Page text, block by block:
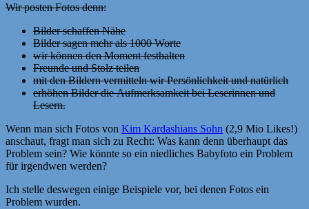
Wir posten Fotos denn:
­Bilder schaffen Nähe
­Bilder sagen mehr als 1000 Worte
­wir können den Moment festhalten
­Freunde und Stolz teilen
­mit den Bildern vermitteln wir Persönlichkeit und natürlich
­erhöhen Bilder die Aufmerksamkeit bei Leserinnen und
Lesern.
Wenn man sich Fotos von Kim Kardashians Sohn (2,9 Mio Likes!)
anschaut, fragt man sich zu Recht: Was kann denn überhaupt das
Problem sein? Wie könnte so ein niedliches Babyfoto ein Problem
für irgendwen werden?
Ich stelle deswegen einige Beispiele vor, bei denen Fotos ein
Problem wurden.